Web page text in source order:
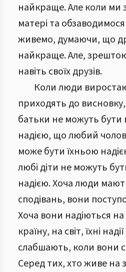
найкраще. Але коли ми
матері та
живемо, думаючи, що
найкраще. Але,
навіть своїх друзів.
Коли люди
приходять до висновку,
батьки не можуть бути
надією, що любий
може бути їхньою
любі діти не можуть
надією. Хоча люди
сподівань, вони
Хоча вони надіються на
країну, на світ, їхні
слабшають, коли вони
Серед тих, хто живе на